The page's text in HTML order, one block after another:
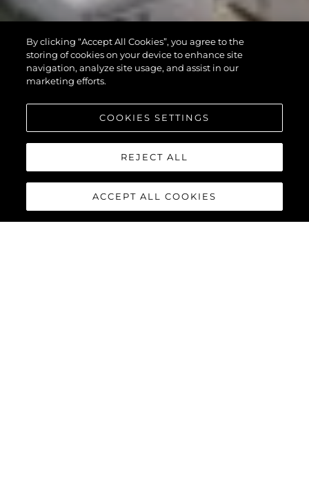
By clicking “Accept All Cookies”, you agree to the
storing of cookies on your device to enhance site
navigation, analyze site usage, and assist in our
marketing efforts.
COOKIES SETTINGS
REJECT ALL
ACCEPT ALL COOKIES